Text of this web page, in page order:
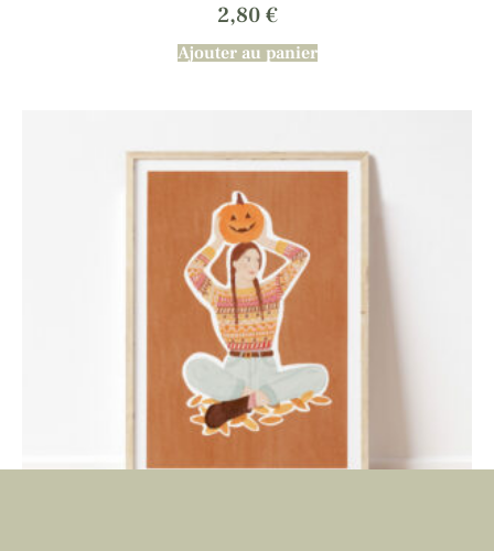
2,80€
Ajouter au panier